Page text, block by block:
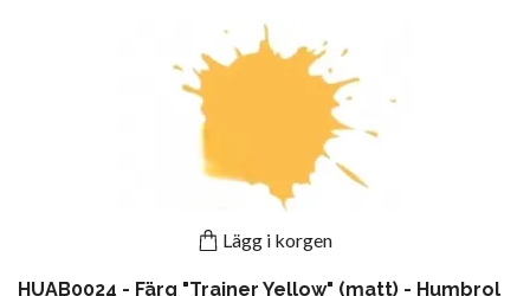
Lägg i korgen
HUAB0024 - Färg "Trainer Yellow" (matt) - Humbrol